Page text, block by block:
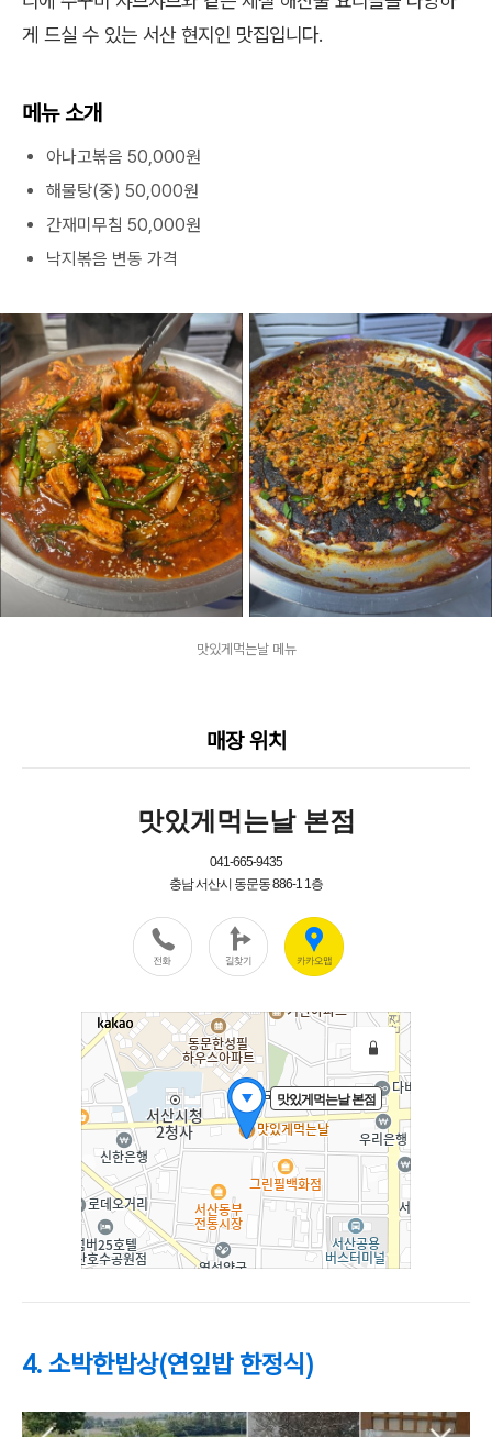
게 드실 수 있는 서산 현지인 맛집입니다.
메뉴 소개
아나고볶음 50,000원
해물탕(중) 50,000원
간재미무침 50,000원
낙지볶음 변동 가격
맛있게먹는날 메뉴
매장 위치
4. 소박한밥상(연잎밥 한정식)